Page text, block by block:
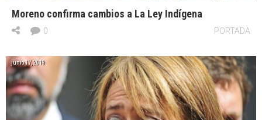
Moreno confirma cambios a La Ley Indígena
PORTADA
0
junio 17, 2019